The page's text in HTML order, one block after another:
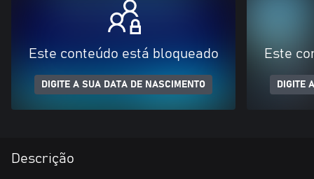
Este conteúdo está bloqueado
DIGITE A SUA DATA DE NASCIMENTO
Este
DIGITE
Descrição